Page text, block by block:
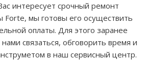
интересует срочный ремонт
Forte, мы готовы его осуществить
оплаты. Для этого заранее
связаться, обговорить время и
в наш сервисный центр.